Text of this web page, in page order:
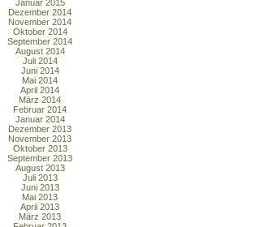
Januar 2015
Dezember 2014
November 2014
Oktober 2014
September 2014
August 2014
Juli 2014
Juni 2014
Mai 2014
April 2014
März 2014
Februar 2014
Januar 2014
Dezember 2013
November 2013
Oktober 2013
September 2013
August 2013
Juli 2013
Juni 2013
Mai 2013
April 2013
März 2013